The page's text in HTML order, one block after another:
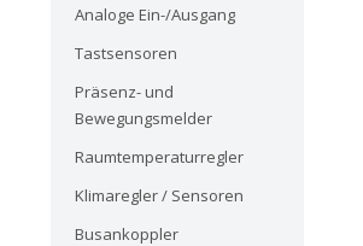
Analoge Ein-/Ausgang
Tastsensoren
Präsenz- und
Bewegungsmelder
Raumtemperaturregler
Klimaregler / Sensoren
Busankoppler